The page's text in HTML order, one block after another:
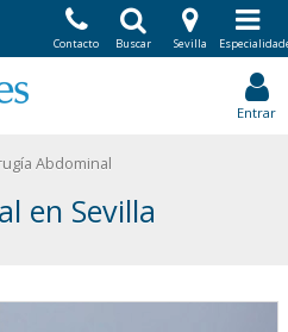
Entrar
Abdominal
en Sevilla
Contacto Buscar Sevilla